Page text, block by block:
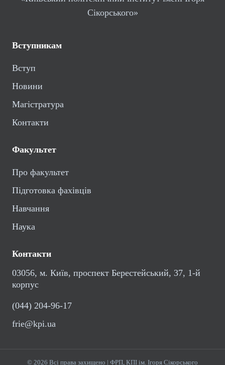
Сікорського»
Вступникам
Вступ
Новини
Магістратура
Контакти
Факультет
Про факультет
Підготовка фахівців
Навчання
Наука
Контакти
03056, м. Київ, проспект Берестейський, 37, 1-й
корпус
(044) 204-96-17
frie@kpi.ua
© 2026 Всі права захищено | ФРП, КПІ ім. Ігоря Сікорського